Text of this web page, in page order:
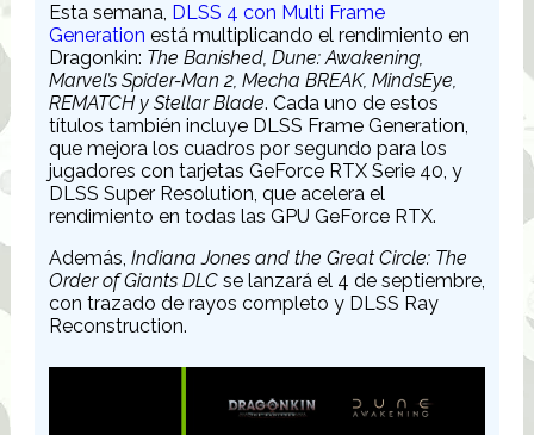
Esta semana, DLSS 4 con Multi Frame
Generation está multiplicando el rendimiento en
Dragonkin: The Banished, Dune: Awakening,
Marvel’s Spider-Man 2, Mecha BREAK, MindsEye,
REMATCH y Stellar Blade. Cada uno de estos
títulos también incluye DLSS Frame Generation,
que mejora los cuadros por segundo para los
jugadores con tarjetas GeForce RTX Serie 40, y
DLSS Super Resolution, que acelera el
rendimiento en todas las GPU GeForce RTX.
Además, Indiana Jones and the Great Circle: The
Order of Giants DLCse lanzará el 4 de septiembre,
con trazado de rayos completo y DLSS Ray
Reconstruction.